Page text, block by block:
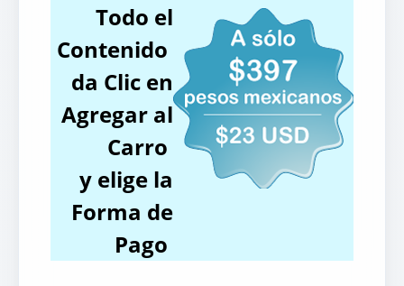
Todo el
Contenido
da Clic en
Agregar al
Carro
y elige la
Forma de
Pago